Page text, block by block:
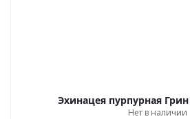
Эхинацея пурпурная
Нет в наличии